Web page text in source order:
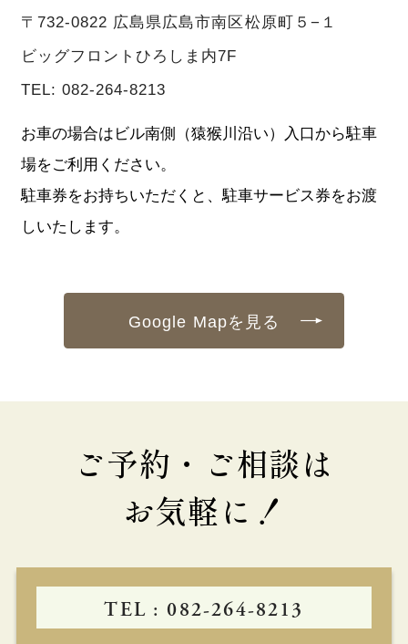
〒732-0822 広島県広島市南区松原町５−１
ビッグフロントひろしま内7F
TEL: 082-264-8213
お車の場合はビル南側（猿猴川沿い）入口から駐車
場をご利用ください。
駐車券をお持ちいただくと、駐車サービス券をお渡
しいたします。
Google Mapを見る
ご予約・ご相談は
お気軽に！
TEL : 082-264-8213